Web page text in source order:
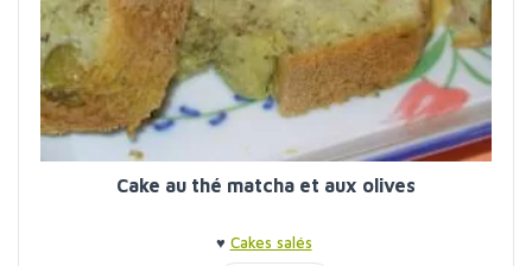
Cake au thé matcha et aux olives
♥ Cakes salés